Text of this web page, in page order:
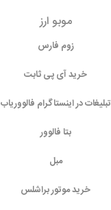
موبو ارز
زوم فارس
خرید آی پی ثابت
تبلیغات در اینستاگرام فالووریاب
بتا فالوور
مبل
خرید موتور براشلس